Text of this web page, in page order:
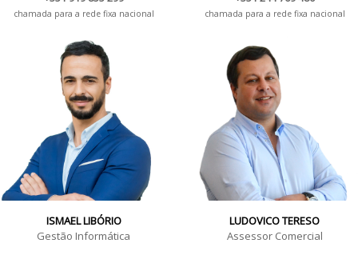
chamada para a rede fixa nacional chamada para a rede fixa nacional
ISMAEL LIBÓRIO
Gestão Informática
LUDOVICO TERESO
Assessor Comercial